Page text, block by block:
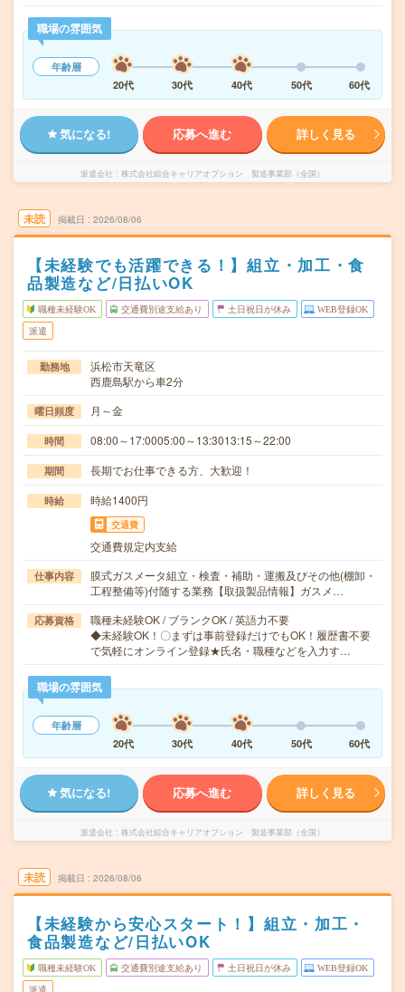
職場の雰囲気
年齢層
20代
30代 40代 50代 60代
気になる! 応募へ進む 詳しく見る
派遣会社 株式会社綜合キャリアオプション 製造事業部（全国）
未読 掲載日 2026/08/06
【未経験でも活躍できる！】組立・加工・食
品製造など/日払いOK
職種未経験OK 交通費別途支給あり 土日祝日が休み WEB登録OK
派遣
勤務地
浜松市天竜区
西鹿島駅から車2分
曜日頻度 月～金
時間 08:00～17:0005:00～13:3013:15～22:00
期間 長期でお仕事できる方、大歓迎！
時給 時給1400円
交通費
交通費規定内支給
仕事内容
膜式ガスメータ組立・検査・補助・運搬及びその他(棚卸・
工程整備等)付随する業務【取扱製品情報】ガスメ…
応募資格
職種未経験OK / ブランクOK / 英語力不要
◆未経験OK！〇まずは事前登録だけでもOK！履歴書不要
で気軽にオンライン登録★氏名・職種などを入力す…
職場の雰囲気
年齢層
20代
30代 40代 50代 60代
気になる! 応募へ進む 詳しく見る
派遣会社 株式会社綜合キャリアオプション 製造事業部（全国）
未読 掲載日 2026/08/06
【未経験から安心スタート！】組立・加工・
食品製造など/日払いOK
職種未経験OK 交通費別途支給あり 土日祝日が休み WEB登録OK
派遣